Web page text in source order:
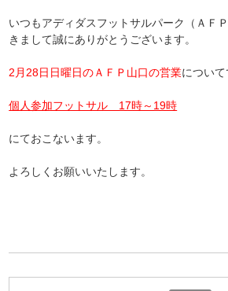
いつもアディダスフットサルパーク（ＡＦ
きまして誠にありがとうございます。
2月28日日曜日のＡＦＰ山口の営業について
個人参加フットサル 17時～19時
にておこないます。
よろしくお願いいたします。